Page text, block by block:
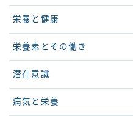
栄養と健康
栄養素とその働き
潜在意識
病気と栄養